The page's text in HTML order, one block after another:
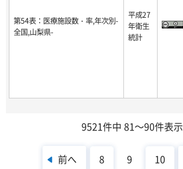
第54表：医療施設数・率,年次別-
全国,山梨県-
平成27
年衛生
統計
9521件中 81～90件表示
前へ 8 9 10